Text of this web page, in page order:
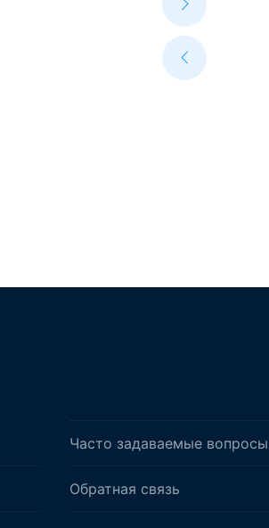
Часто задаваемые вопросы
Обратная связь